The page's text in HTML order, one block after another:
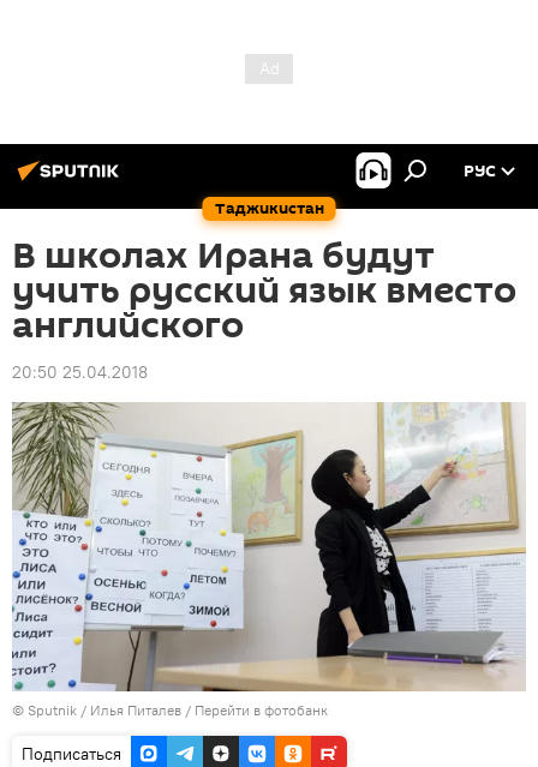
Таджикистан
РУС
В школах Ирана будут
учить русский язык вместо
английского
20:50 25.04.2018
© Sputnik / Илья Питалев / Перейти в фотобанк
Подписаться